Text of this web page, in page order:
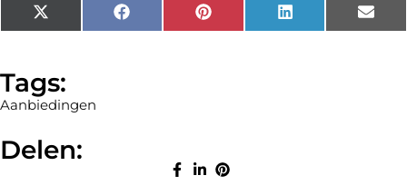
X
(Twitter)
Facebook Pinterest LinkedIn
Tags:
Aanbiedingen
Delen: